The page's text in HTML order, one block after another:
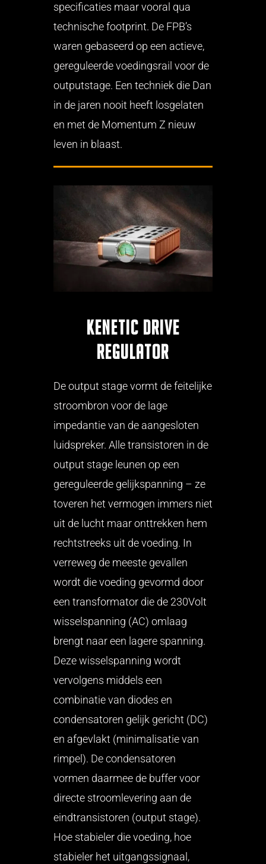
specificaties maar vooral qua
technische footprint. De FPB’s
waren gebaseerd op een actieve,
gereguleerde voedingsrail voor de
outputstage. Een techniek die Dan
in de jaren nooit heeft losgelaten
en met de Momentum Z nieuw
leven in blaast.
Kenetic Drive
Regulator
De output stage vormt de feitelijke
stroombron voor de lage
impedantie van de aangesloten
luidspreker. Alle transistoren in de
output stage leunen op een
gereguleerde gelijkspanning – ze
toveren het vermogen immers niet
uit de lucht maar onttrekken hem
rechtstreeks uit de voeding. In
verreweg de meeste gevallen
wordt die voeding gevormd door
een transformator die de 230Volt
wisselspanning (AC) omlaag
brengt naar een lagere spanning.
Deze wisselspanning wordt
vervolgens middels een
combinatie van diodes en
condensatoren gelijk gericht (DC)
en afgevlakt (minimalisatie van
rimpel). De condensatoren
vormen daarmee de buffer voor
directe stroomlevering aan de
eindtransistoren (output stage).
Hoe stabieler die voeding, hoe
stabieler het uitgangssignaal,